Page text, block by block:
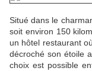
Situé dans le
soit environ 150
un hôtel restaurant
décroché son étoile
choix est possible